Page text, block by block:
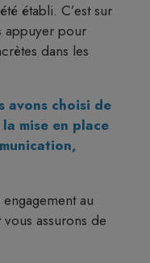
établi. C’est sur
appuyer pour
dans les
avons choisi de
mise en place
au
assurons de